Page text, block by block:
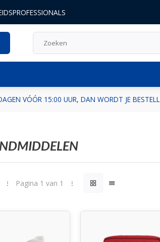
VÓÓR 15:00 UUR, DAN WORDT JE
Pagina 1 van 1